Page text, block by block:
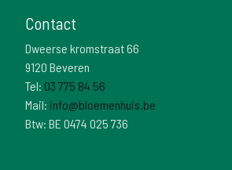
Contact
Dweerse kromstraat 66
9120 Beveren
Tel: 03 775 84 56
Mail: info@bloemenhuis.be
Btw: BE 0474 025 736